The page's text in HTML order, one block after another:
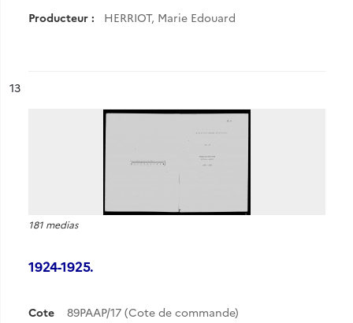
Producteur : HERRIOT, Marie Edouard
n°
13
181 medias
1924-1925.
Cote 89PAAP/17 (Cote de commande)